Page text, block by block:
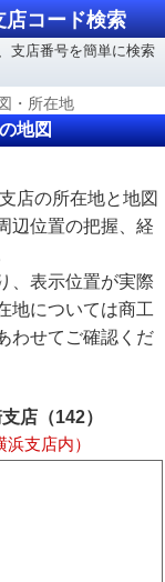
店コード検索
支店番号を簡単に検索
・所在地
地図
店の所在地と地図
辺位置の把握、経
、表示位置が実際
地については商工
わせてご確認くだ
店（142）
支店内）